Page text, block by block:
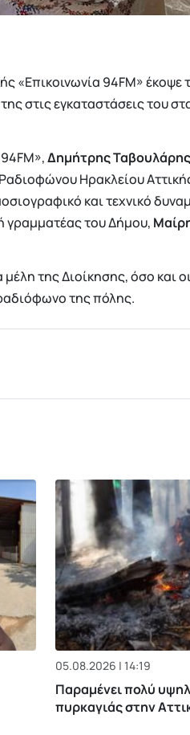
«Επικοινωνία 94FM» έκοψε
στις εγκαταστάσεις του
Δημήτρης Ταβουλάρης
Ηρακλείου
και τεχνικό
γραμματέας του Δήμου,
της Διοίκησης, όσο και
της πόλης.
05.08.2026 | 14:19
Παραμένει πολύ
πυρκαγιάς στην